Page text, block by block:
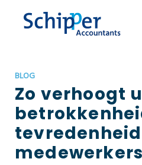
BLOG
Zo verhoogt
medewerkers